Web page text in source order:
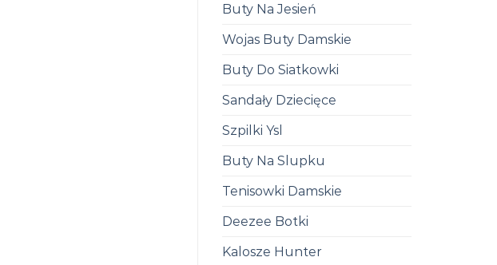
Buty Na Jesień
Wojas Buty Damskie
Buty Do Siatkowki
Sandały Dziecięce
Szpilki Ysl
Buty Na Slupku
Tenisowki Damskie
Deezee Botki
Kalosze Hunter